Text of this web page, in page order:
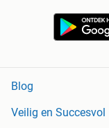
Blog
Veilig en Succesvol